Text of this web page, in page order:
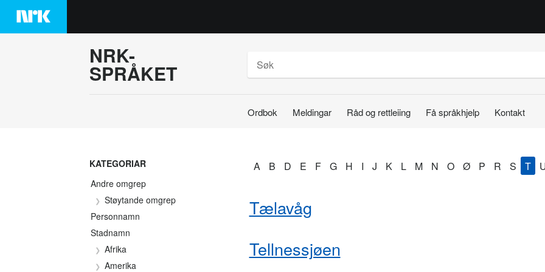
Hopp
innhaldet
NRK-
SPRÅKET
Ordbok Meldingar Råd og rettleiing Få språkhjelp Kontakt
KATEGORIAR
Andre omgrep
Støytande omgrep
Personnamn
Stadnamn
Afrika
Amerika
A B D E F G H I J K L M N O Ø P R S T
Tælavåg
Tellnessjøen